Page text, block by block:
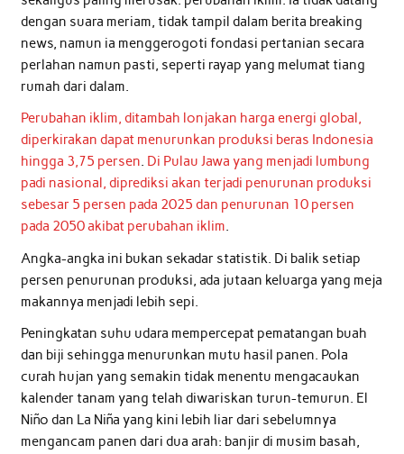
dengan suara meriam, tidak tampil dalam berita breaking
news, namun ia menggerogoti fondasi pertanian secara
perlahan namun pasti, seperti rayap yang melumat tiang
rumah dari dalam.
Perubahan iklim, ditambah lonjakan harga energi global,
diperkirakan dapat menurunkan produksi beras Indonesia
hingga 3,75 persen. Di Pulau Jawa yang menjadi lumbung
padi nasional, diprediksi akan terjadi penurunan produksi
sebesar 5 persen pada 2025 dan penurunan 10 persen
pada 2050 akibat perubahan iklim.
Angka-angka ini bukan sekadar statistik. Di balik setiap
persen penurunan produksi, ada jutaan keluarga yang meja
makannya menjadi lebih sepi.
Peningkatan suhu udara mempercepat pematangan buah
dan biji sehingga menurunkan mutu hasil panen. Pola
curah hujan yang semakin tidak menentu mengacaukan
kalender tanam yang telah diwariskan turun-temurun. El
Niño dan La Niña yang kini lebih liar dari sebelumnya
mengancam panen dari dua arah: banjir di musim basah,